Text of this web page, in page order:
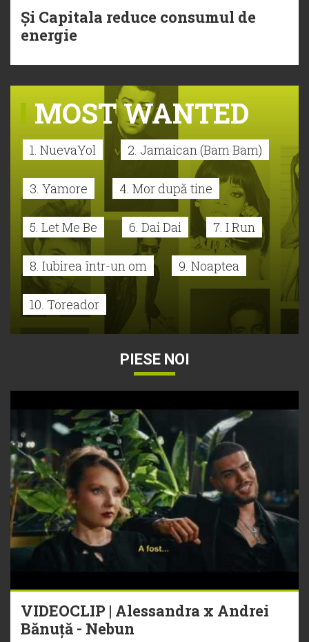
Și Capitala reduce consumul de
energie
MOST WANTED
1. NuevaYol 2. Jamaican (Bam Bam)
3. Yamore 4. Mor după tine
5. Let Me Be 6. Dai Dai 7. I Run
8. Iubirea într-un om 9. Noaptea
10. Toreador
PIESE NOI
VIDEOCLIP | Alessandra x Andrei
Bănuță - Nebun